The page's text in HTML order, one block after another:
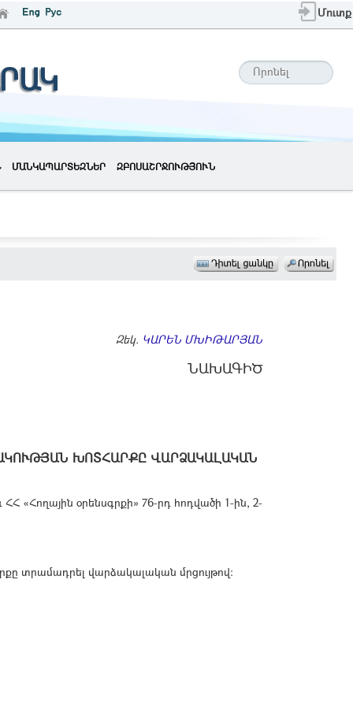
Մուտք
ՄԱՆԿԱՊԱՐՏԵԶՆԵՐ ԶԲՈՍԱՇՐՋՈՒԹՅՈՒՆ
Զեկ. ԿԱՐԵՆ ՄԽԻԹԱՐՅԱՆ
ՆԱԽԱԳԻԾ
ԽՈՏՀԱՐՔԸ ՎԱՐՁԱԿԱԼԱԿԱՆ
«Հողային օրենսգրքի» 76-րդ հոդվածի 1-ին, 2-
տրամադրել վարձակալական մրցույթով: